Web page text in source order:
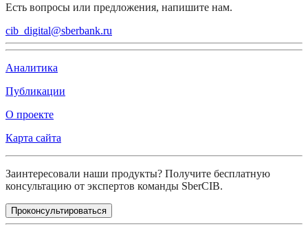
Есть вопросы или предложения, напишите нам.
cib_digital@sberbank.ru
Аналитика
Публикации
О проекте
Карта сайта
Заинтересовали наши продукты? Получите бесплатную
консультацию от экспертов команды SberCIB.
Проконсультироваться